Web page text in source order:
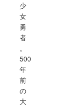
少
女
勇
者
。
500
年
前
の
大